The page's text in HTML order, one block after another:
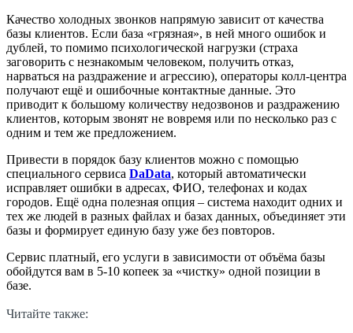
Качество холодных звонков напрямую зависит от качества
базы клиентов. Если база «грязная», в ней много ошибок и
дублей, то помимо психологической нагрузки (страха
заговорить с незнакомым человеком, получить отказ,
нарваться на раздражение и агрессию), операторы колл-центра
получают ещё и ошибочные контактные данные. Это
приводит к большому количеству недозвонов и раздражению
клиентов, которым звонят не вовремя или по несколько раз с
одним и тем же предложением.
Привести в порядок базу клиентов можно с помощью
специального сервиса DaData, который автоматически
исправляет ошибки в адресах, ФИО, телефонах и кодах
городов. Ещё одна полезная опция – система находит одних и
тех же людей в разных файлах и базах данных, объединяет эти
базы и формирует единую базу уже без повторов.
Сервис платный, его услуги в зависимости от объёма базы
обойдутся вам в 5-10 копеек за «чистку» одной позиции в
базе.
Читайте также: